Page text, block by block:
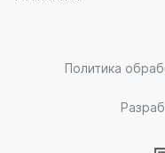
Политика